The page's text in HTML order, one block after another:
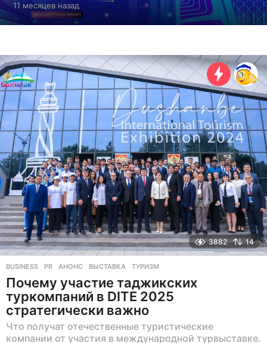
11 месяцев назад
1
м
я
ц
е
в
н
а
з
а
д
3882 14
BUSINESS ,PR АНОНС ,ВЫСТАВКА ,ТУРИЗМ
Почему участие таджикских
туркомпаний в DITE 2025
стратегически важно
Что получат отечественные туристические
компании от участия в международной турвыставке.